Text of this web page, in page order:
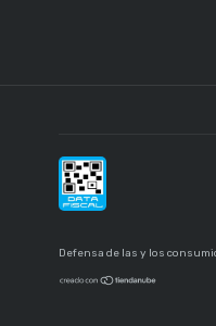
Defensa de las y los